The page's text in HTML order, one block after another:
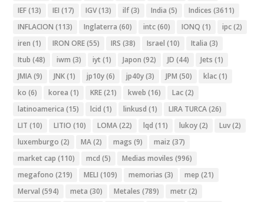
IEF(13) IEI (17) IGV(13) ilf(3) India (5) Indices (3611)
INFLACION (113) Inglaterra (60) intc(60) IONQ (1) ipc(2)
iren (1) IRON ORE(55) IRS (38) Israel (10) Italia (3)
Itub (48) iwm (3) iyt (1) Japon (92) JD (44) Jets (1)
JMIA(9) JNK(1) jp10y(6) jp40y(3) JPM (50) klac(1)
ko (6) korea (1) KRE(21) kweb (16) Lac(2)
latinoamerica (15) lcid (1) linkusd (1) LIRA TURCA(26)
LIT (10) LITIO (10) LOMA(22) lqd (11) lukoy(2) Luv(2)
luxemburgo (2) MA(2) mags (9) maiz (37)
market cap (110) mcd (5) Medias moviles (996)
megafono (219) MELI (109) memorias (3) mep (21)
Merval (594) meta (30) Metales (789) metr(2)